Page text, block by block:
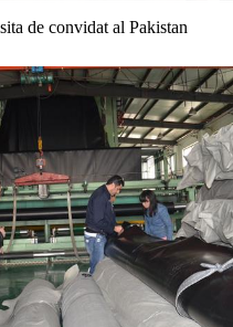
de convidat al Pakistan